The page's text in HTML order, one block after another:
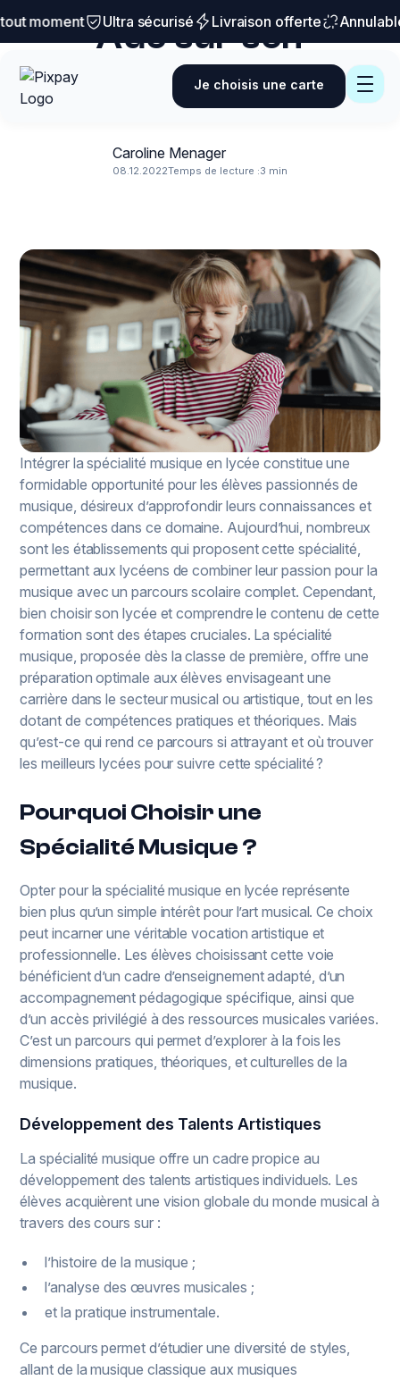
moment Ultra sécurisé Livraison offerte Annulable
Je choisis une carte
Conseils et astuces
Ado sur son
téléphone : que faire
?
Caroline Menager
08.12.2022Temps de lecture :3 min
Intégrer la spécialité musique en lycée constitue une
formidable opportunité pour les élèves passionnés de
musique, désireux d’approfondir leurs connaissances et
compétences dans ce domaine. Aujourd’hui, nombreux
sont les établissements qui proposent cette spécialité,
permettant aux lycéens de combiner leur passion pour la
musique avec un parcours scolaire complet. Cependant,
bien choisir son lycée et comprendre le contenu de cette
formation sont des étapes cruciales. La spécialité
musique, proposée dès la classe de première, offre une
préparation optimale aux élèves envisageant une
carrière dans le secteur musical ou artistique, tout en les
dotant de compétences pratiques et théoriques. Mais
qu’est-ce qui rend ce parcours si attrayant et où trouver
les meilleurs lycées pour suivre cette spécialité ?
Pourquoi Choisir une
Spécialité Musique ?
Opter pour la spécialité musique en lycée représente
bien plus qu’un simple intérêt pour l’art musical. Ce choix
peut incarner une véritable vocation artistique et
professionnelle. Les élèves choisissant cette voie
bénéficient d’un cadre d’enseignement adapté, d’un
accompagnement pédagogique spécifique, ainsi que
d’un accès privilégié à des ressources musicales variées.
C’est un parcours qui permet d’explorer à la fois les
dimensions pratiques, théoriques, et culturelles de la
musique.
Développement des Talents Artistiques
La spécialité musique offre un cadre propice au
développement des talents artistiques individuels. Les
élèves acquièrent une vision globale du monde musical à
travers des cours sur :
l’histoire de la musique ;
l’analyse des œuvres musicales ;
et la pratique instrumentale.
Ce parcours permet d’étudier une diversité de styles,
allant de la musique classique aux musiques